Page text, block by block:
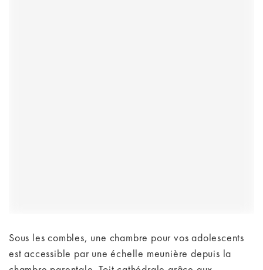
Sous les combles, une chambre pour vos adolescents
est accessible par une échelle meunière depuis la